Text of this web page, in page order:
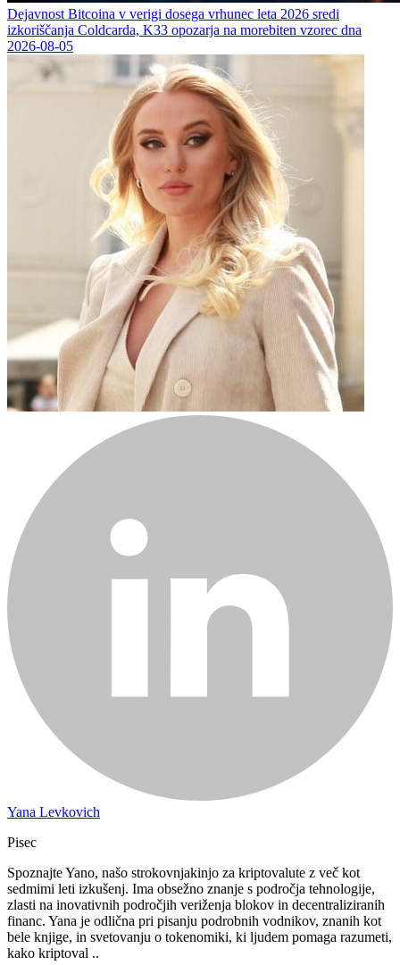
Dejavnost Bitcoina v verigi dosega vrhunec leta 2026 sredi
izkoriščanja Coldcarda, K33 opozarja na morebiten vzorec dna
2026-08-05
Yana Levkovich
Pisec
Spoznajte Yano, našo strokovnjakinjo za kriptovalute z več kot
sedmimi leti izkušenj. Ima obsežno znanje s področja tehnologije,
zlasti na inovativnih področjih veriženja blokov in decentraliziranih
financ. Yana je odlična pri pisanju podrobnih vodnikov, znanih kot
bele knjige, in svetovanju o tokenomiki, ki ljudem pomaga razumeti,
kako kriptoval ..